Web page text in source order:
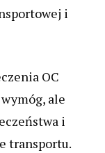
i
OC
ale
i
transportu.